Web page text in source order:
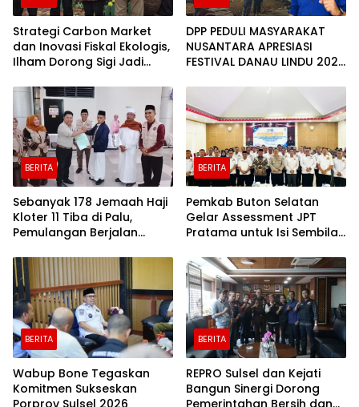
Strategi Carbon Market
dan Inovasi Fiskal Ekologis,
Ilham Dorong Sigi Jadi
Sejahtera
DPP PEDULI MASYARAKAT
NUSANTARA APRESIASI
FESTIVAL DANAU LINDU 2026
DAN EKONOMI KERAKYATAN
BERITA
Sebanyak 178 Jemaah Haji
Kloter 11 Tiba di Palu,
Pemulangan Berjalan
BERITA
Pemkab Buton Selatan
Gelar Assessment JPT
Pratama untuk Isi Sembilan
BERITA
Wabup Bone Tegaskan
Komitmen Sukseskan
BERITA
REPRO Sulsel dan Kejati
Bangun Sinergi Dorong